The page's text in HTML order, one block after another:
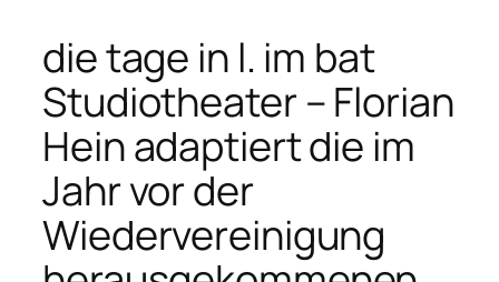
die tage in l. im bat
Studiotheater – Florian
Hein adaptiert die im
Jahr vor der
Wiedervereinigung